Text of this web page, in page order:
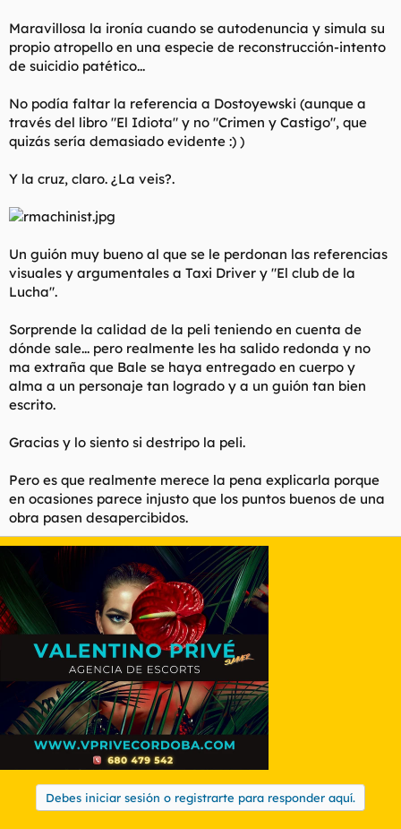
Maravillosa la ironía cuando se autodenuncia y simula su
propio atropello en una especie de reconstrucción-intento
de suicidio patético...
No podía faltar la referencia a Dostoyewski (aunque a
través del libro "El Idiota" y no "Crimen y Castigo", que
quizás sería demasiado evidente :) )
Y la cruz, claro. ¿La veis?.
Un guión muy bueno al que se le perdonan las referencias
visuales y argumentales a Taxi Driver y "El club de la
Lucha".
Sorprende la calidad de la peli teniendo en cuenta de
dónde sale... pero realmente les ha salido redonda y no
ma extraña que Bale se haya entregado en cuerpo y
alma a un personaje tan logrado y a un guión tan bien
escrito.
Gracias y lo siento si destripo la peli.
Pero es que realmente merece la pena explicarla porque
en ocasiones parece injusto que los puntos buenos de una
obra pasen desapercibidos.
Debes iniciar sesión o registrarte para responder aquí.